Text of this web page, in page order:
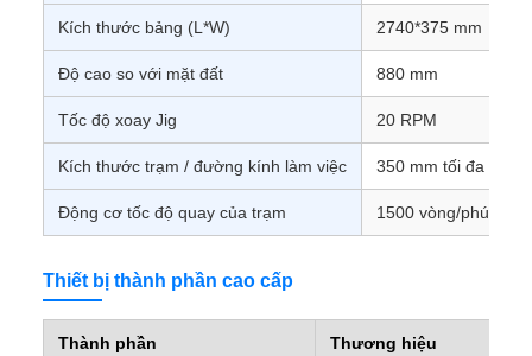
Kích thước bảng (L*W) 2740*375 mm
Độ cao so với mặt đất 880 mm
Tốc độ xoay Jig 20 RPM
Kích thước trạm / đường kính làm việc 350 mm tối đa
Động cơ tốc độ quay của trạm 1500 vòng/phút
Thiết bị thành phần cao cấp
Thành phần Thương hiệu